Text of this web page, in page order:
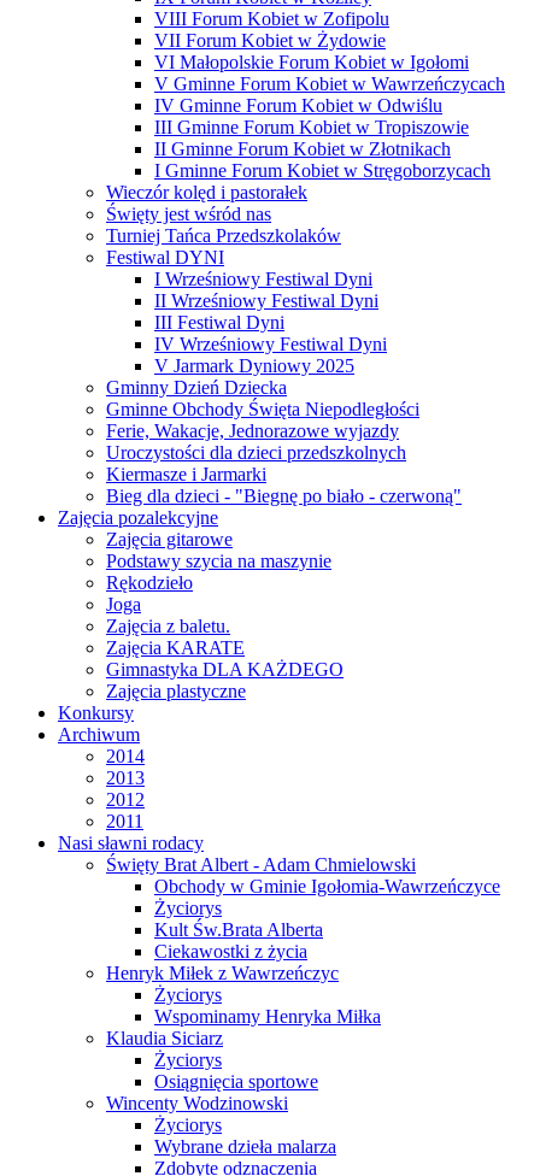
VIII Forum Kobiet w Zofipolu
VII Forum Kobiet w Żydowie
VI Małopolskie Forum Kobiet w Igołomi
V Gminne Forum Kobiet w Wawrzeńczycach
IV Gminne Forum Kobiet w Odwiślu
III Gminne Forum Kobiet w Tropiszowie
II Gminne Forum Kobiet w Złotnikach
I Gminne Forum Kobiet w Stręgoborzycach
Wieczór kolęd i pastorałek
Święty jest wśród nas
Turniej Tańca Przedszkolaków
Festiwal DYNI
I Wrześniowy Festiwal Dyni
II Wrześniowy Festiwal Dyni
III Festiwal Dyni
IV Wrześniowy Festiwal Dyni
V Jarmark Dyniowy 2025
Gminny Dzień Dziecka
Gminne Obchody Święta Niepodległości
Ferie, Wakacje, Jednorazowe wyjazdy
Uroczystości dla dzieci przedszkolnych
Kiermasze i Jarmarki
Bieg dla dzieci - "Biegnę po biało - czerwoną"
Zajęcia pozalekcyjne
Zajęcia gitarowe
Podstawy szycia na maszynie
Rękodzieło
Joga
Zajęcia z baletu.
Zajęcia KARATE
Gimnastyka DLA KAŻDEGO
Zajęcia plastyczne
Konkursy
Archiwum
2014
2013
2012
2011
Nasi sławni rodacy
Święty Brat Albert - Adam Chmielowski
Obchody w Gminie Igołomia-Wawrzeńczyce
Życiorys
Kult Św.Brata Alberta
Ciekawostki z życia
Henryk Miłek z Wawrzeńczyc
Życiorys
Wspominamy Henryka Miłka
Klaudia Siciarz
Życiorys
Osiągnięcia sportowe
Wincenty Wodzinowski
Życiorys
Wybrane dzieła malarza
Zdobyte odznaczenia